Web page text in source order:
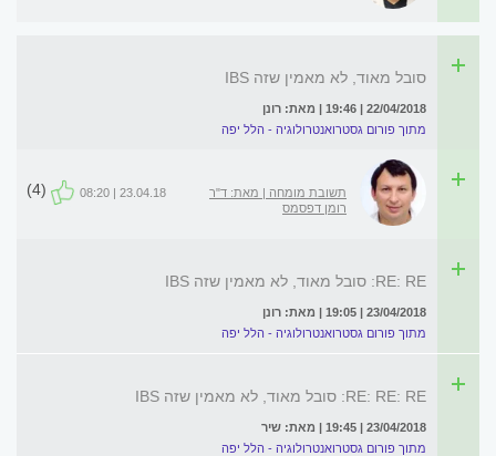
סובל מאוד, לא מאמין שזה IBS
22/04/2018 | 19:46 | מאת: רונן
מתוך פורום גסטרואנטרולוגיה - הלל יפה
תשובת מומחה | מאת: ד"ר
רומן דפסמס
23.04.18 | 08:20
(4)
RE: RE: סובל מאוד, לא מאמין שזה IBS
23/04/2018 | 19:05 | מאת: רונן
מתוך פורום גסטרואנטרולוגיה - הלל יפה
RE: RE: RE: סובל מאוד, לא מאמין שזה IBS
23/04/2018 | 19:45 | מאת: שיר
מתוך פורום גסטרואנטרולוגיה - הלל יפה